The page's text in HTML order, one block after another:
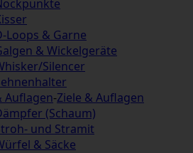
Loops & Garne
& Wickelgeräte
Silencer
Auflagen-Ziele & Auflagen
(Schaum)
und Stramit
& Säcke